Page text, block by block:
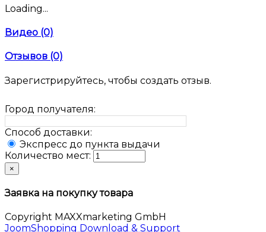
Loading...
Видео (0)
Отзывов (0)
Зарегистрируйтесь, чтобы создать отзыв.
Город получателя:
Способ доставки:
Экспресс до пункта выдачи
Количество мест:
×
Заявка на покупку товара
Copyright MAXXmarketing GmbH
JoomShopping Download & Support